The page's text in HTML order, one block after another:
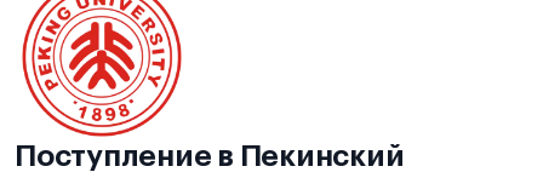
Поступление в Пекинский